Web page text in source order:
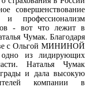
совершенствование
и профессионализм
- вот что лежит в
Чумак. Благодаря
с Ольгой МИНИНОЙ
из лидирующих
Наталья Чумак
и дала высокую
компании в